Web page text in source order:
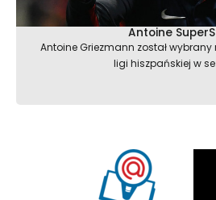
Antoine
Antoine Griezmann został wybrany
ligi hiszpańskiej w